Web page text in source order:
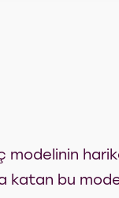
katan bu